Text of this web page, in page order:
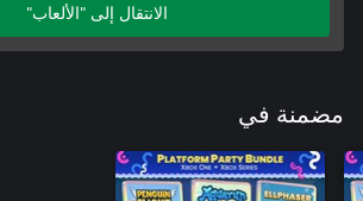
الانتقال إلى "الألعاب"
مضمنة في